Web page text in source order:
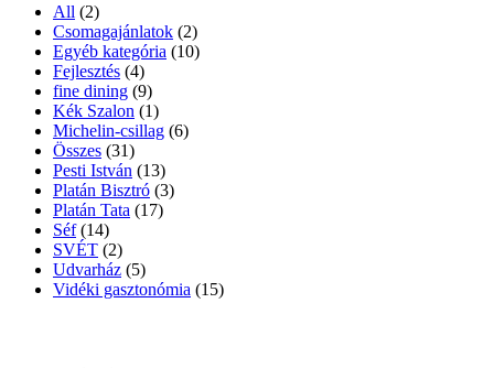
All (2)
Csomagajánlatok (2)
Egyéb kategória (10)
Fejlesztés (4)
fine dining (9)
Kék Szalon (1)
Michelin-csillag (6)
Összes (31)
Pesti István (13)
Platán Bisztró (3)
Platán Tata (17)
Séf(14)
SVÉT (2)
Udvarház (5)
Vidéki gasztonómia (15)